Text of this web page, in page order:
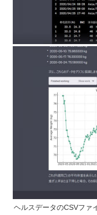
ヘルスデータのCSVファ